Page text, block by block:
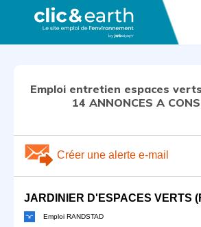
Emploi entretien espaces
14 ANNONCES A
Créer une alerte e-mail
JARDINIER D'ESPACES VERTS
Emploi RANDSTAD